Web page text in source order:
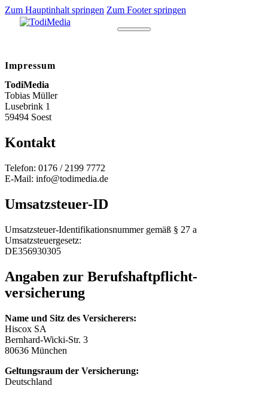
Zum Hauptinhalt springen Zum Footer springen
Impressum
TodiMedia
Tobias Müller
Lusebrink 1
59494 Soest
Kontakt
Telefon: 0176 / 2199 7772
E-Mail: info@todimedia.de
Umsatzsteuer-ID
Umsatzsteuer-Identifikationsnummer gemäß § 27 a
Umsatzsteuergesetz:
DE356930305
Angaben zur Berufs­haftpflicht­
versicherung
Name und Sitz des Versicherers:
Hiscox SA
Bernhard-Wicki-Str. 3
80636 München
Geltungsraum der Versicherung:
Deutschland